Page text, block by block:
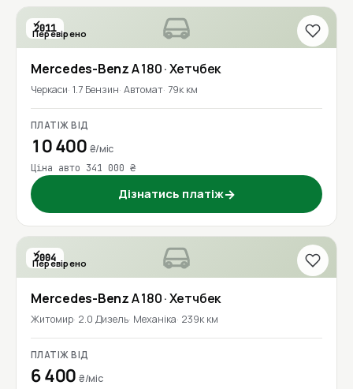
2011
Перевірено
Mercedes-BenzA 180· Хетчбек
Черкаси 1.7 Бензин Автомат 79к км
ПЛАТІЖ ВІД
10 400 ₴/міс
Ціна авто 341 000 ₴
Дізнатись платіж→
2004
Перевірено
Mercedes-BenzA 180· Хетчбек
Житомир 2.0 Дизель Механіка 239к км
ПЛАТІЖ ВІД
6 400₴/міс